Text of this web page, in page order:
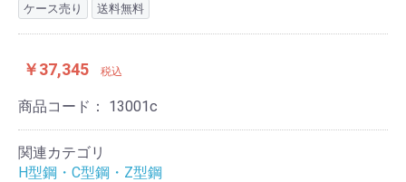
ケース売り 送料無料
￥37,345 税込
商品コード： 13001c
関連カテゴリ
H型鋼・C型鋼・Z型鋼